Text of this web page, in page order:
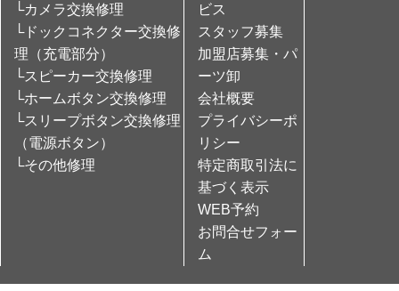
└カメラ交換修理
└ドックコネクター交換修
理（充電部分）
└スピーカー交換修理
└ホームボタン交換修理
└スリープボタン交換修理
（電源ボタン）
└その他修理
ビス
スタッフ募集
加盟店募集・パ
ーツ卸
会社概要
プライバシーポ
リシー
特定商取引法に
基づく表示
WEB予約
お問合せフォー
ム